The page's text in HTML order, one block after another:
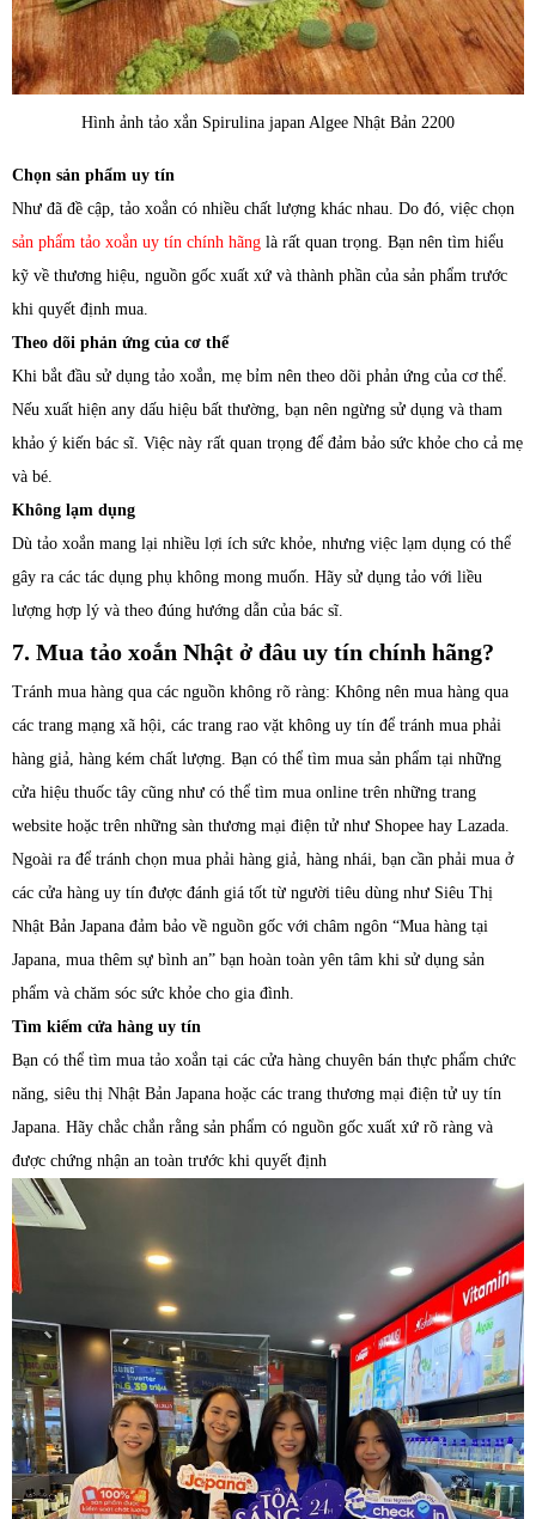
Hình ảnh tảo xắn Spirulina japan Algee Nhật Bản 2200
Chọn sản phẩm uy tín
Như đã đề cập, tảo xoắn có nhiều chất lượng khác nhau. Do đó, việc chọn
sản phẩm tảo xoắn uy tín chính hãng là rất quan trọng. Bạn nên tìm hiểu
kỹ về thương hiệu, nguồn gốc xuất xứ và thành phần của sản phẩm trước
khi quyết định mua.
Theo dõi phản ứng của cơ thể
Khi bắt đầu sử dụng tảo xoắn, mẹ bỉm nên theo dõi phản ứng của cơ thể.
Nếu xuất hiện any dấu hiệu bất thường, bạn nên ngừng sử dụng và tham
khảo ý kiến bác sĩ. Việc này rất quan trọng để đảm bảo sức khỏe cho cả mẹ
và bé.
Không lạm dụng
Dù tảo xoắn mang lại nhiều lợi ích sức khỏe, nhưng việc lạm dụng có thể
gây ra các tác dụng phụ không mong muốn. Hãy sử dụng tảo với liều
lượng hợp lý và theo đúng hướng dẫn của bác sĩ.
7. Mua tảo xoắn Nhật ở đâu uy tín chính hãng?
Tránh mua hàng qua các nguồn không rõ ràng: Không nên mua hàng qua
các trang mạng xã hội, các trang rao vặt không uy tín để tránh mua phải
hàng giả, hàng kém chất lượng. Bạn có thể tìm mua sản phẩm tại những
cửa hiệu thuốc tây cũng như có thể tìm mua online trên những trang
website hoặc trên những sàn thương mại điện tử như Shopee hay Lazada.
Ngoài ra để tránh chọn mua phải hàng giả, hàng nhái, bạn cần phải mua ở
các cửa hàng uy tín được đánh giá tốt từ người tiêu dùng như Siêu Thị
Nhật Bản Japana đảm bảo về nguồn gốc với châm ngôn “Mua hàng tại
Japana, mua thêm sự bình an” bạn hoàn toàn yên tâm khi sử dụng sản
phẩm và chăm sóc sức khỏe cho gia đình.
Tìm kiếm cửa hàng uy tín
Bạn có thể tìm mua tảo xoắn tại các cửa hàng chuyên bán thực phẩm chức
năng, siêu thị Nhật Bản Japana hoặc các trang thương mại điện tử uy tín
Japana. Hãy chắc chắn rằng sản phẩm có nguồn gốc xuất xứ rõ ràng và
được chứng nhận an toàn trước khi quyết định